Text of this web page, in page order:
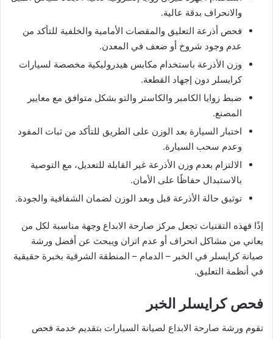
والانحراف بدقة عالية.
فحص أذرعة التعليق والمقصات الأمامية والخلفية للتأكد من
عدم وجود شروخ أو ضعف في المعدن.
وزن الأذرعة باستخدام مكابس هيدروليكية مخصصة لسيارات
كرايسلر دون إجهاد القطعة.
ضبط زوايا الكامبر والكاستر والتو بشكل متوافق مع معايير
المصنع.
اختبار السيارة بعد الوزن على الطريق للتأكد من ثبات المقود
وعدم سحب السيارة.
الالتزام بعدم وزن الأذرعة غير القابلة للتعديل، مع التوصية
بالاستبدال حفاظًا على الأمان.
توثيق حالة الأذرعة قبل وبعد الوزن لضمان الشفافية والجودة.
إذًا فهذه التقنيات تجعل مركز صارحة الابداع وجهة مناسبة لكل من
يعاني من مشاكل انحراف أو عدم اتزان ويبحث عن أفضل ورشة
صيانة كرايسلر في الخبر – الدمام – المنطقة الشرقية بخبرة حقيقية
في أنظمة التعليق.
فحص كرايسلر الخبر
تقوم ورشة صارحة الابداع لصيانة السيارات بتقديم خدمة فحص